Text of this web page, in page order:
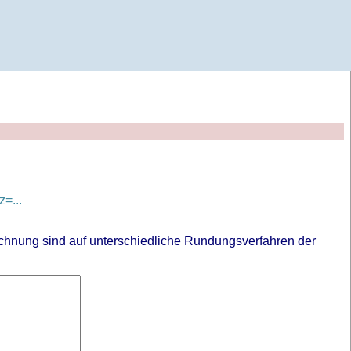
sind auf unterschiedliche Rundungsverfahren der